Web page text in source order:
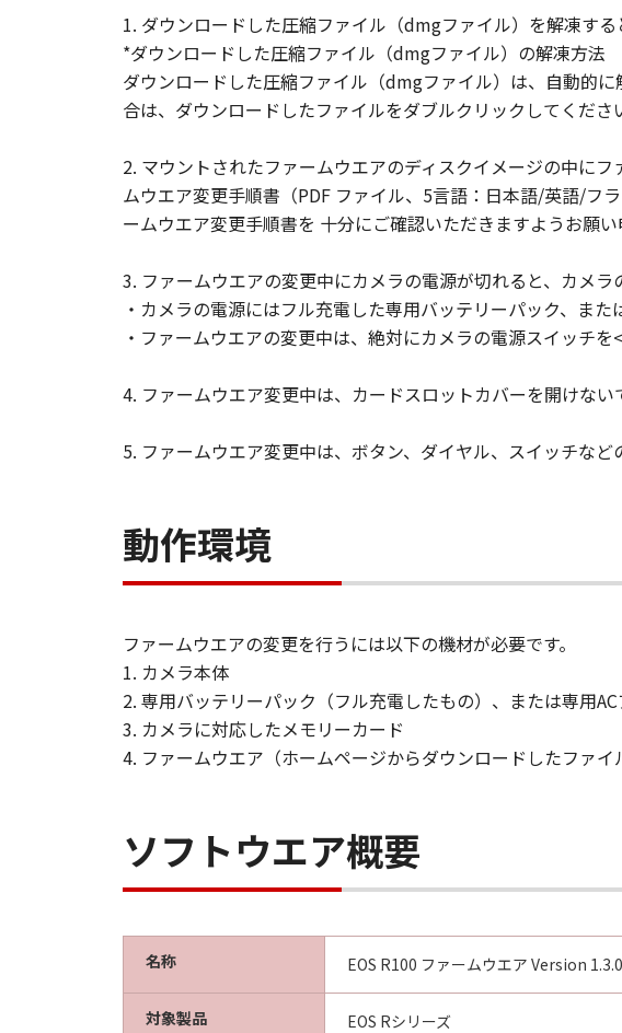
諾ソフトウェア」のメンテナンスおよびお客様
ア」に対するアップデート、バグの修正または
輸出
お客様は、日本国政府または該当国の政府より
保証の否認・免責
(1) 「許諾ソフトウェア」は、『現状有姿』の
らの販売代理店または販売店、ならびにキヤノ
適合性の保証または「許諾ソフトウェア」に欠
ものとします。
(2) キヤノン、キヤノンの子会社、キヤノンの
「許諾ソフトウェア」の使用または使用不能か
がこれらに限定されない全ての損害をいいます
たとえ、キヤノン、キヤノンの子会社、キヤノ
がかかる損害の可能性について知らされていた
(3) キヤノン、キヤノンの子会社、キヤノンの
ついても、一切責任を負わないものとします。
契約期間
(1) 「本契約」は、お客様が「許諾ソフトウェ
(2) お客様が「本契約」のいずれかの条項に違反
とします。
(4) 第1条(2)および(3)、第2条から第7条まで並
computer software"" and ""commercial
(Sept 1995).
Consistent with 48 C.F.R. 12.212 and 48
本条項中で使用される"the Software"とは、「
1. ダウンロードした圧縮ファイル（dmgファイル）を解凍す
*ダウンロードした圧縮ファイル（dmgファイル）の解凍方法
ダウンロードした圧縮ファイル（dmgファイル）は、自動的
合は、ダウンロードしたファイルをダブルクリックしてくださ
2. マウントされたファームウエアのディスクイメージの中に
ムウエア変更手順書（PDF ファイル、5言語：日本語/英語/フ
ームウエア変更手順書を 十分にご確認いただきますようお願い
3. ファームウエアの変更中にカメラの電源が切れると、カメラ
・カメラの電源にはフル充電した専用バッテリーパック、また
・ファームウエアの変更中は、絶対にカメラの電源スイッチ
4. ファームウエア変更中は、カードスロットカバーを開けない
5. ファームウエア変更中は、ボタン、ダイヤル、スイッチなど
動作環境
ファームウエアの変更を行うには以下の機材が必要です。
1. カメラ本体
2. 専用バッテリーパック（フル充電したもの）、または専用
3. カメラに対応したメモリーカード
4. ファームウエア（ホームページからダウンロードしたファイ
ソフトウエア概要
名称 EOS R100 ファームウエア Version
対象製品 EOS Rシリーズ